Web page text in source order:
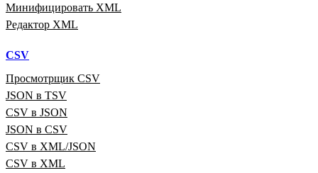
Минифицировать XML
Редактор XML
CSV
Просмотрщик CSV
JSON в TSV
CSV в JSON
JSON в CSV
CSV в XML/JSON
CSV в XML